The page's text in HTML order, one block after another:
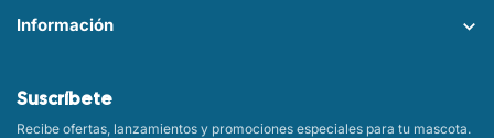
Información
Suscríbete
Recibe ofertas, lanzamientos y promociones especiales para tu mascota.